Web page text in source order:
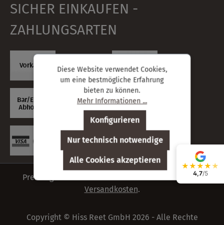
SICHER EINKAUFEN -
ZAHLUNGSARTEN
Preisangaben inkl. deutsche Mehrwertsteuer zzgl.
Versandkosten.
Copyright © Hiss Reet GmbH 2026 - Alle Rechte
Diese Website verwendet Cookies,
um eine bestmögliche Erfahrung
bieten zu können.
Mehr Informationen ...
Nur technisch notwendige
Konfigurieren
Alle Cookies akzeptieren
★★★★★
4,7/5